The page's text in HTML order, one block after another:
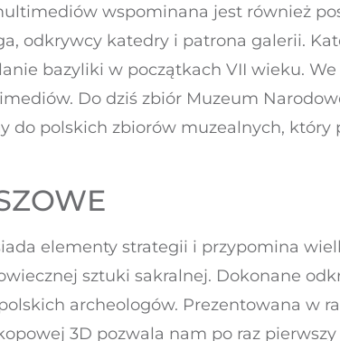
wspominana jest również
odkrywcy katedry i patrona galerii.
bazyliki w początkach VII wieku.
Do dziś zbiór Muzeum
do polskich zbiorów muzealnych,
elementy strategii i przypomina
sztuki sakralnej. Dokonane
archeologów. Prezentowana w
3D pozwala nam po raz